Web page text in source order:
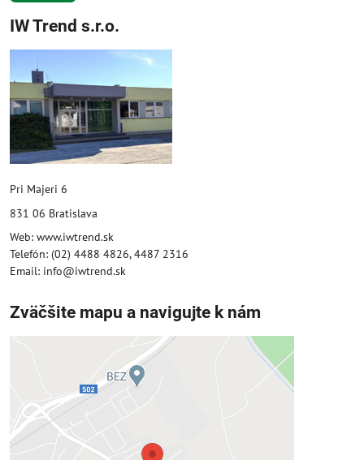
IW Trend s.r.o.
Pri Majeri 6
831 06 Bratislava
Web: www.iwtrend.sk
Telefón: (02) 4488 4826, 4487 2316
Email: info@iwtrend.sk
Zväčšite mapu a navigujte k nám
Externý obsah je blokovaný
Prajete si načítať externý obsah?